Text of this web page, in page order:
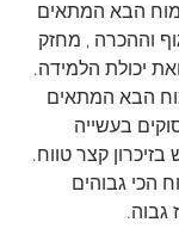
הבא המתאים
וההכרה , מחזק
יכולת הלמידה.
הבא המתאים
בעשייה
קצר טווח.
הכי גבוהים
גבוה.